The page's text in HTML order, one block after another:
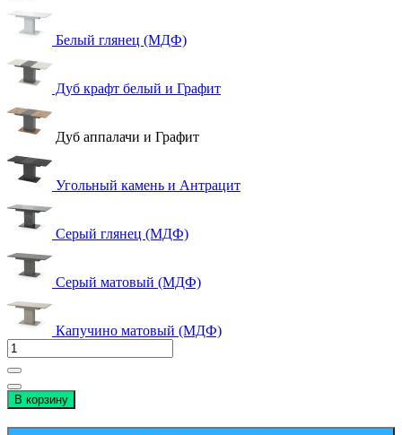
Белый глянец (МДФ)
Дуб крафт белый и Графит
Дуб аппалачи и Графит
Угольный камень и Антрацит
Серый глянец (МДФ)
Серый матовый (МДФ)
Капучино матовый (МДФ)
В корзину